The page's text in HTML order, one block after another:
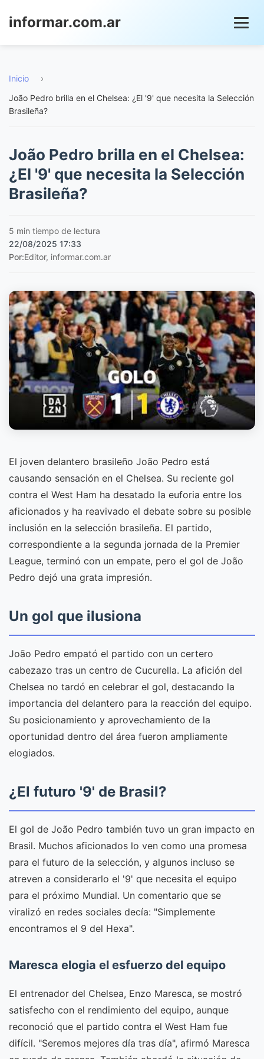
informar.com.ar
Inicio
›
João Pedro brilla en el Chelsea: ¿El '9' que necesita la Selección
Brasileña?
João Pedro brilla en el Chelsea:
¿El '9' que necesita la Selección
Brasileña?
5 min tiempo de lectura
22/08/2025 17:33
Por:Editor, informar.com.ar
El joven delantero brasileño João Pedro está
causando sensación en el Chelsea. Su reciente gol
contra el West Ham ha desatado la euforia entre los
aficionados y ha reavivado el debate sobre su posible
inclusión en la selección brasileña. El partido,
correspondiente a la segunda jornada de la Premier
League, terminó con un empate, pero el gol de João
Pedro dejó una grata impresión.
Un gol que ilusiona
João Pedro empató el partido con un certero
cabezazo tras un centro de Cucurella. La afición del
Chelsea no tardó en celebrar el gol, destacando la
importancia del delantero para la reacción del equipo.
Su posicionamiento y aprovechamiento de la
oportunidad dentro del área fueron ampliamente
elogiados.
¿El futuro '9' de Brasil?
El gol de João Pedro también tuvo un gran impacto en
Brasil. Muchos aficionados lo ven como una promesa
para el futuro de la selección, y algunos incluso se
atreven a considerarlo el '9' que necesita el equipo
para el próximo Mundial. Un comentario que se
viralizó en redes sociales decía: "Simplemente
encontramos el 9 del Hexa".
Maresca elogia el esfuerzo del equipo
El entrenador del Chelsea, Enzo Maresca, se mostró
satisfecho con el rendimiento del equipo, aunque
reconoció que el partido contra el West Ham fue
difícil. "Seremos mejores día tras día", afirmó Maresca